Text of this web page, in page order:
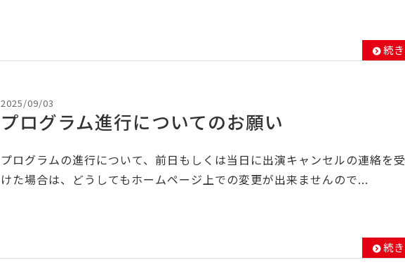
続
2025/09/03
プログラム進行についてのお願い
プログラムの進行について、前日もしくは当日に出演キャンセルの連絡を受
けた場合は、どうしてもホームページ上での変更が出来ませんので...
続